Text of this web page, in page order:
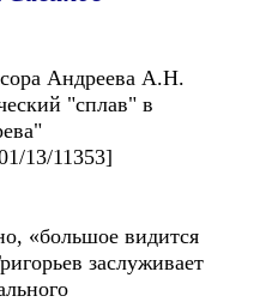
Андреева А.Н.
"сплав" в
13/11353]
«большое видится
заслуживает